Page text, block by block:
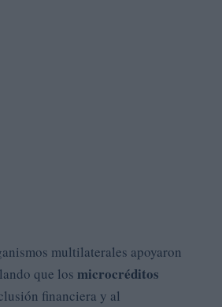
multilaterales apoyaron
que los microcréditos
financiera y al